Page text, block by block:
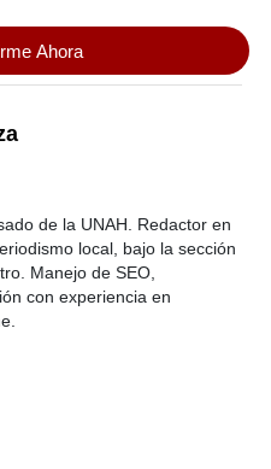
Ahora
de la UNAH. Redactor en
local, bajo la sección
Manejo de SEO,
con experiencia en